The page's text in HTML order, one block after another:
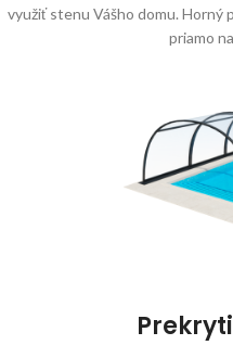
využiť stenu Vášho domu. Horný
priamo